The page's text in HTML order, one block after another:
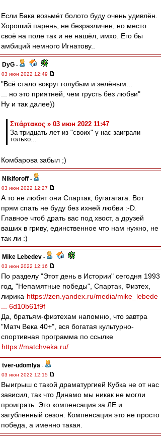
Если Бака возьмёт болото буду очень удивлён.
Хороший парень, не безразличен, но место
своё на поле так и не нашёл, имхо. Его бы
амбиций немного Игнатову..
DyG -
03 июн 2022 12:49
"Всё стало вокруг голубым и зелёным...
... но это приятней, чем грусть без любви"
Ну и так далее))
Σπάρτακος » 03 июн 2022 11:47
За тридцать лет из "своих" у нас заиграли
только...
Комбарова забыл ;)
Nikiforoff -
03 июн 2022 12:27
А то не любят они Спартак, бугагагага. Вот
прям спать не буду без ихней любви :-D.
Главное чтоб драть вас под хвост, а друзей
ваших в гриву, единственное что нам нужно, не
так ли :)
Mike Lebedev -
03 июн 2022 12:16
По разделу "Этот день в Истории" сегодня 1993
год, "Непамятные победы", Спартак, Физтех,
лирика https://zen.yandex.ru/media/mike_lebede
... 6d10b61f9f
Да, братьям-физтехам напомню, что завтра
"Матч Века 40+", вся богатая культурно-
спортивная программа по ссылке
https://matchveka.ru/
tver-udomlya -
03 июн 2022 12:15
Выигрыш с такой драматургией Кубка не от нас
зависил, так что Динамо мы никак не могли
проиграть. Это компенсация за ЛЕ и
загубленный сезон. Компенсация это не просто
победа, а именно такая.